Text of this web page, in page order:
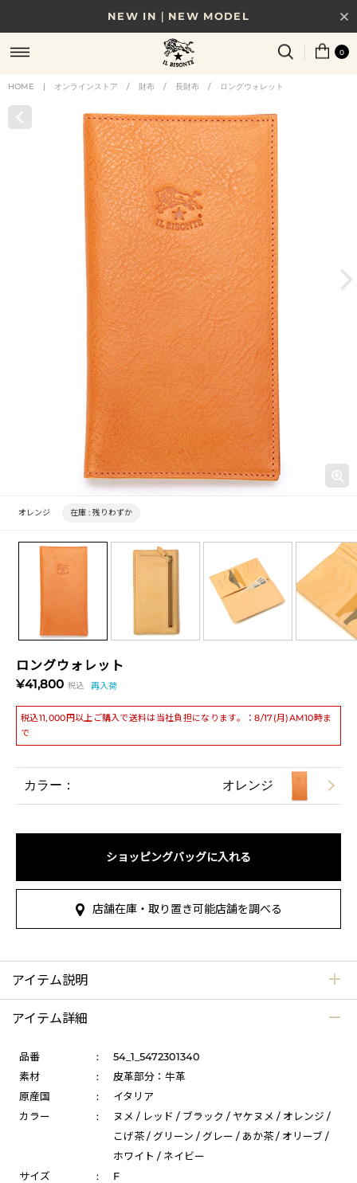
NEW IN｜NEW MODEL
8/17(月)10時まで｜税込11,000円以上で送料無料
贈る相手やシーンから選べる、新しいギフトガイド
NEW IN｜COLOR LEATHER
0
HOME | オンラインストア / 財布 / 長財布 / ロングウォレット
ロングウォレット
¥41,800 税込 再入荷
税込11,000円以上ご購入で送料は当社負担になります。：8/17(月)AM10時ま
で
オレンジ 在庫 : 残りわずか
カラー： オレンジ
ショッピングバッグに入れる
店舗在庫・取り置き可能店舗を調べる
アイテム説明
アイテム詳細
品番 :
54_1_5472301340
素材
:
皮革部分：牛革
原産国
:
イタリア
カラー
:
ヌメ / レッド / ブラック / ヤケヌメ / オレンジ /
こげ茶 / グリーン / グレー / あか茶 / オリーブ /
ホワイト / ネイビー
サイズ
:
F